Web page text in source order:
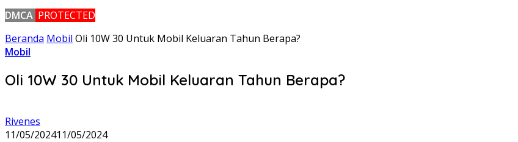
DMCA PROTECTED
Beranda Mobil Oli 10W 30 Untuk Mobil Keluaran Tahun Berapa?
Mobil
Oli 10W 30 Untuk Mobil Keluaran Tahun Berapa?
Rivenes
11/05/202411/05/2024